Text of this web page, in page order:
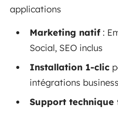
applications
Marketing natif:
Social, SEO inclus
Installation 1-clic
intégrations business
Support technique